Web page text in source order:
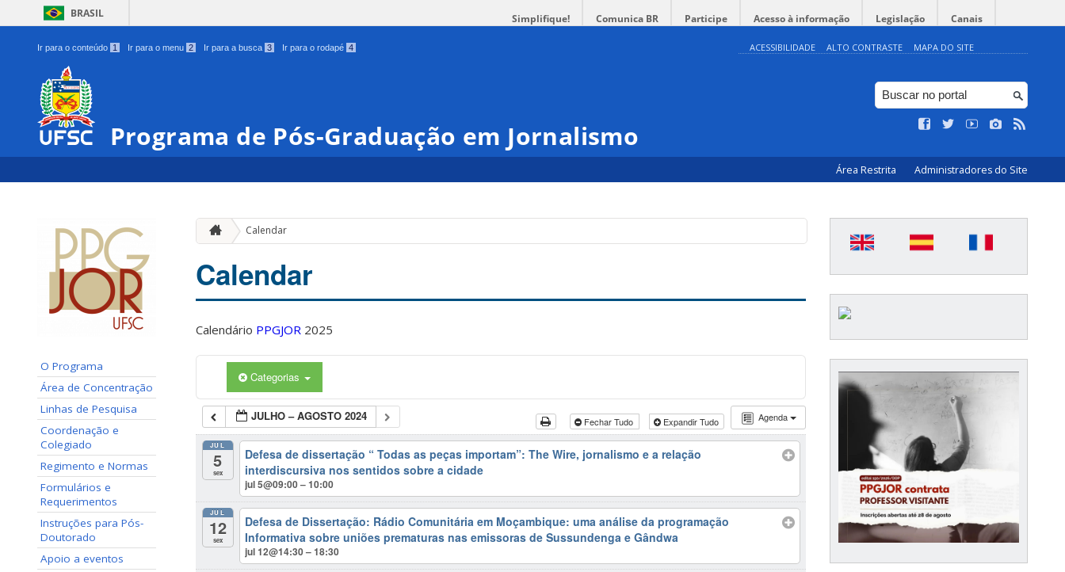
BRASIL Simplifique! Comunica BR Participe Acesso à informação Legislação Canais
Ir para o conteúdo 1 Ir para o menu 2 Ir para a busca 3 Ir para o rodapé 4 ACESSIBILIDADE ALTO CONTRASTE MAPA DO SITE
Programa de Pós-Graduação em Jornalismo
Área Restrita Administradores do Site
O Programa
Área de Concentração
Linhas de Pesquisa
Coordenação e
Colegiado
Regimento e Normas
Formulários e
Requerimentos
Instruções para Pós-
Doutorado
Apoio a eventos
Calendar
Calendar
Calendário PPGJOR 2025
Categorias
Agenda
JULHO – AGOSTO 2024 Fechar Tudo Expandir Tudo
JUL
5
sex
Defesa de dissertação “ Todas as peças importam”: The Wire, jornalismo e a relação
interdiscursiva nos sentidos sobre a cidade
jul 5@09:00 – 10:00
JUL
12
sex
Defesa de Dissertação: Rádio Comunitária em Moçambique: uma análise da programação
Informativa sobre uniões prematuras nas emissoras de Sussundenga e Gândwa
jul 12@14:30 – 18:30